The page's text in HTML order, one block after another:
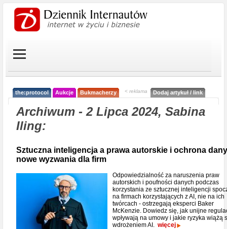
the:protocol Aukcje Bukmacherzy < reklama Dodaj artykuł / link
Archiwum - 2 Lipca 2024, Sabina
Iling:
Sztuczna inteligencja a prawa autorskie i ochrona
nowe wyzwania dla firm
Odpowiedzialność za naruszenia praw
autorskich i poufności danych podczas
korzystania ze sztucznej inteligencji
na firmach korzystających z AI, nie na ich
twórcach - ostrzegają eksperci Baker
McKenzie. Dowiedz się, jak unijne
wpływają na umowy i jakie ryzyka wiążą
wdrożeniem AI. więcej